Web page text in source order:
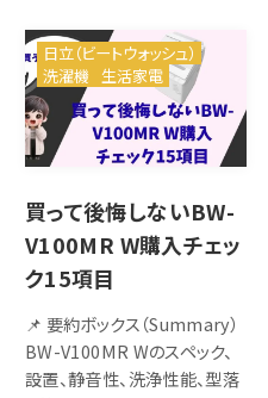
買って後悔しないBW-
V100MR W購入チェッ
ク15項目
📌 要約ボックス（Summary）
BW-V100MR Wのスペック、
設置、静音性、洗浄性能、型落
日立（ビートウォッシュ）
洗濯機 生活家電